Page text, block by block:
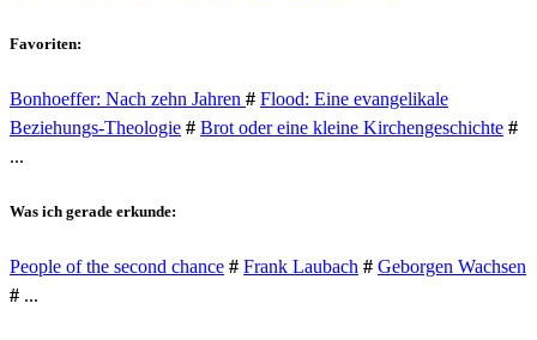
Favoriten:
Bonhoeffer: Nach zehn Jahren # Flood: Eine evangelikale
Beziehungs-Theologie # Brot oder eine kleine Kirchengeschichte #
...
Was ich gerade erkunde:
People of the second chance # Frank Laubach # Geborgen Wachsen
# ...